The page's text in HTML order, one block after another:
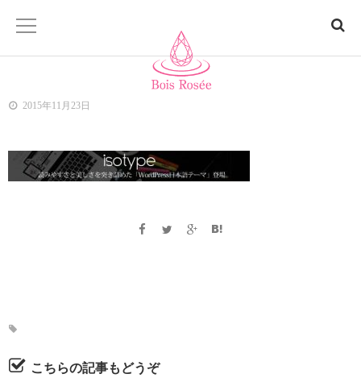
商品一覧
2015年11月23日
こちらの記事もどうぞ